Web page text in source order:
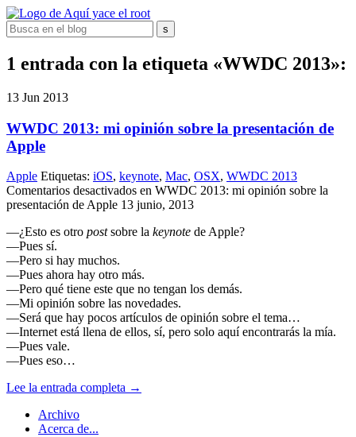
1 entrada con la etiqueta «WWDC 2013»:
13 Jun 2013
WWDC 2013: mi opinión sobre la presentación de
Apple
Apple Etiquetas: iOS, keynote, Mac, OSX, WWDC 2013
Comentarios desactivados en WWDC 2013: mi opinión sobre la
presentación de Apple 13 junio, 2013
—¿Esto es otro postsobre la keynote de Apple?
—Pues sí.
—Pero si hay muchos.
—Pues ahora hay otro más.
—Pero qué tiene este que no tengan los demás.
—Mi opinión sobre las novedades.
—Será que hay pocos artículos de opinión sobre el tema…
—Internet está llena de ellos, sí, pero solo aquí encontrarás la mía.
—Pues vale.
—Pues eso…
Lee la entrada completa →
Archivo
Acerca de...